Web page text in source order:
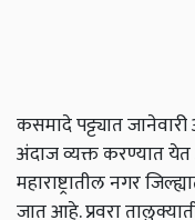
कसमादे पट्ट्यात
अंदाज व्यक्त करण्यात येत
महाराष्ट्रातील नगर
जात आहे. प्रवरा